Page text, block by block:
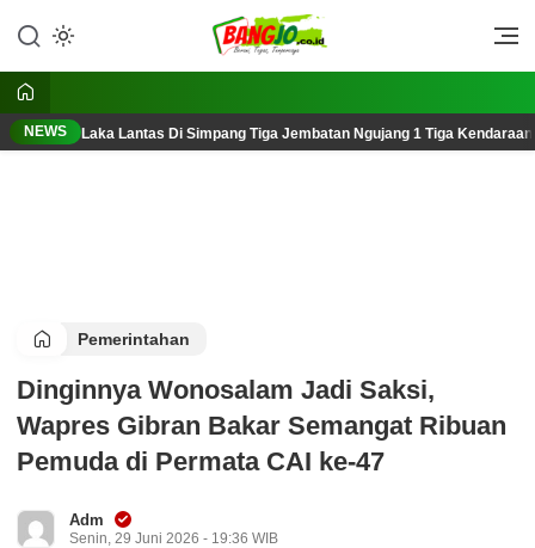
konten
Bangjo.co.id
Berani, Tegas, Terpercaya
NEWS Laka Lantas Di Simpang Tiga Jembatan Ngujang 1 Tiga
Pemerintahan
Dinginnya Wonosalam Jadi Saksi,
Wapres Gibran Bakar Semangat Ribuan
Pemuda di Permata CAI ke-47
Adm
Senin, 29 Juni 2026 - 19:36 WIB